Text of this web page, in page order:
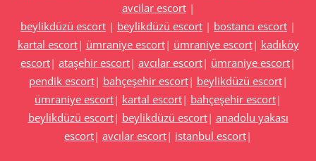
avcilar escort|
beylikdüzü escort | beylikdüzü escort | bostancı escort |
kartal escort| ümraniye escort| ümraniye escort| kadıköy
escort| ataşehir escort| avcılar escort| ümraniye escort|
pendik escort| bahçeşehir escort| beylikdüzü escort|
ümraniye escort| kartal escort| bahçeşehir escort|
beylikdüzü escort| beylikdüzü escort| anadolu yakası
escort| avcılar escort| istanbul escort|